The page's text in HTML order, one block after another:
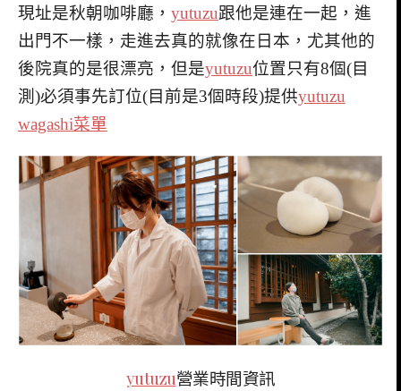
現址是秋朝咖啡廳， yutuzu跟他是連在一起，進
出門不一樣，走進去真的就像在日本，尤其他的
後院真的是很漂亮，但是yutuzu位置只有8個(目
測)必須事先訂位(目前是3個時段)提供yutuzu
wagashi菜單
yutuzu營業時間資訊